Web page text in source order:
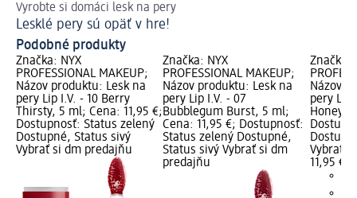
Vyrobte si domáci lesk na pery
Lesklé pery sú opäť v hre!
Podobné produkty
Značka: NYX
PROFESSIONAL MAKEUP;
Názov produktu: Lesk na
pery Lip I.V. - 10 Berry
Thirsty, 5 ml; Cena: 11,95 €;
Dostupnosť: Status zelený
Dostupné, Status sivý
Vybrať si dm predajňu
Značka: NYX
PROFESSIONAL MAKEUP;
Názov produktu: Lesk na
pery Lip I.V. - 07
Bubblegum Burst, 5 ml;
Cena: 11,95 €; Dostupnosť:
Status zelený Dostupné,
Status sivý Vybrať si dm
predajňu
Značka:
Názov
pery Lip
Honey,
Vybrať
11,95 €